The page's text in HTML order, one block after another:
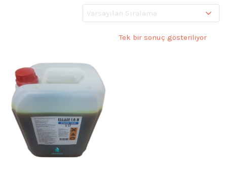
Tek bir sonuç gösteriliyor